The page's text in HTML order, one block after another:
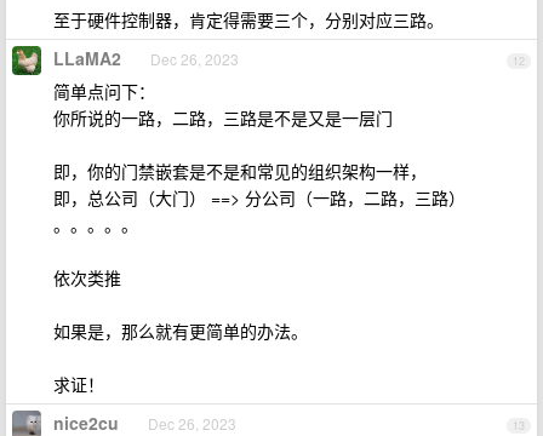
至于硬件控制器，肯定得需要三个，分别对应三路。
12
LLaMA2 Dec 26, 2023
简单点问下：
你所说的一路，二路，三路是不是又是一层门
即，你的门禁嵌套是不是和常见的组织架构一样，
即，总公司（大门） ==> 分公司（一路，二路，三路）
。。。。。
依次类推
如果是，那么就有更简单的办法。
求证！
13
nice2cu Dec 26, 2023